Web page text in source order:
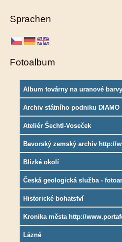
Sprachen
Fotoalbum
Album továrny na uranové barvy
Archiv státního podniku DIAMO
Ateliér Šechtl-Voseček
Bavorský zemský archiv http://
Blízké okolí
Česká geologická služba -
Historické bohatství
Kronika města http://
Lázně